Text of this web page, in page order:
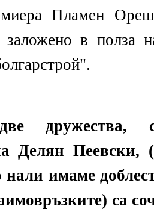
Пламен
в полза
дружества,
Делян Пеевски,
имаме
са